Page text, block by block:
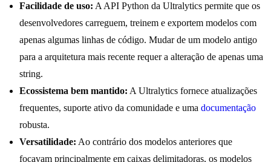
Facilidade de uso: A API Python da Ultralytics permite que os
desenvolvedores carreguem, treinem e exportem modelos com
apenas algumas linhas de código. Mudar de um modelo antigo
para a arquitetura mais recente requer a alteração de apenas uma
string.
Ecossistema bem mantido: A Ultralytics fornece atualizações
frequentes, suporte ativo da comunidade e uma documentação
robusta.
Versatilidade: Ao contrário dos modelos anteriores que
focavam principalmente em caixas delimitadoras, os modelos